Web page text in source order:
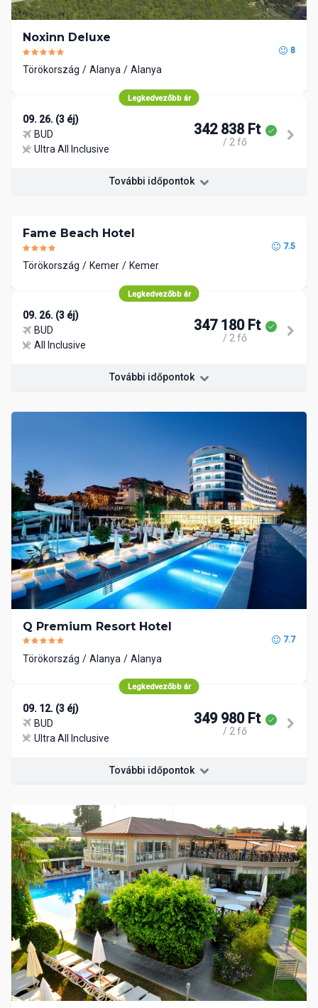
Noxinn Deluxe
8
Törökország Alanya Alanya
Legkedvezőbb ár
09. 26. (3 éj)
BUD
Ultra All Inclusive
342 838 Ft
/ 2 fő
További időpontok
Fame Beach Hotel
7.5
Törökország Kemer Kemer
Legkedvezőbb ár
09. 26. (3 éj)
BUD
All Inclusive
347 180 Ft
/ 2 fő
További időpontok
Q Premium Resort Hotel
7.7
Törökország Alanya Alanya
Legkedvezőbb ár
09. 12. (3 éj)
BUD
Ultra All Inclusive
349 980 Ft
/ 2 fő
További időpontok